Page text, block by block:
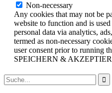
Non-necessary
Any cookies that may not be
website to function and is
personal data via analytics,
termed as non-necessary
user consent prior to running
SPEICHERN &